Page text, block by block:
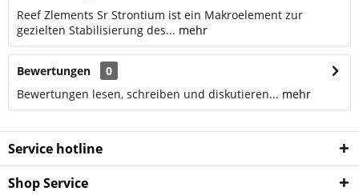
Reef Zlements Sr Strontium ist ein Makroelement zur
gezielten Stabilisierung des... mehr
Bewertungen
0
Bewertungen lesen, schreiben und diskutieren... mehr
Service hotline
Shop Service